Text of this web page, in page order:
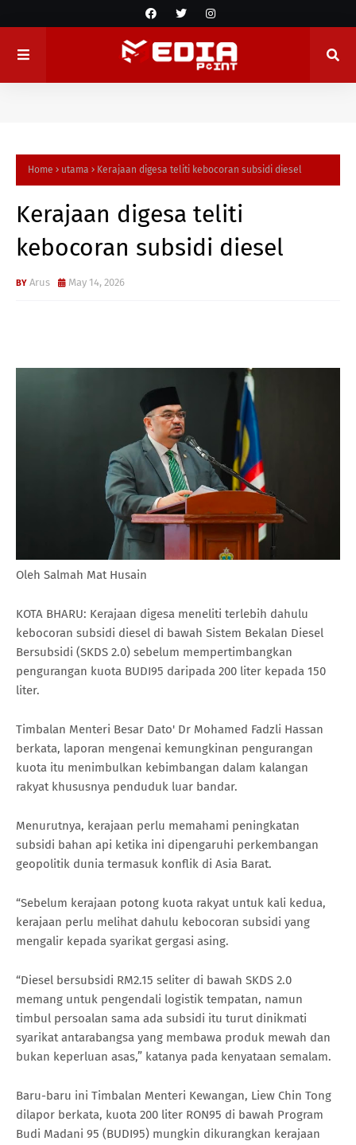
Home utama Kerajaan digesa teliti kebocoran subsidi diesel
Kerajaan digesa teliti
kebocoran subsidi diesel
Arus May 14, 2026
Oleh Salmah Mat Husain
KOTA BHARU: Kerajaan digesa meneliti terlebih dahulu
kebocoran subsidi diesel di bawah Sistem Bekalan Diesel
Bersubsidi (SKDS 2.0) sebelum mempertimbangkan
pengurangan kuota BUDI95 daripada 200 liter kepada 150
liter.
Timbalan Menteri Besar Dato' Dr Mohamed Fadzli Hassan
berkata, laporan mengenai kemungkinan pengurangan
kuota itu menimbulkan kebimbangan dalam kalangan
rakyat khususnya penduduk luar bandar.
Menurutnya, kerajaan perlu memahami peningkatan
subsidi bahan api ketika ini dipengaruhi perkembangan
geopolitik dunia termasuk konflik di Asia Barat.
“Sebelum kerajaan potong kuota rakyat untuk kali kedua,
kerajaan perlu melihat dahulu kebocoran subsidi yang
mengalir kepada syarikat gergasi asing.
“Diesel bersubsidi RM2.15 seliter di bawah SKDS 2.0
memang untuk pengendali logistik tempatan, namun
timbul persoalan sama ada subsidi itu turut dinikmati
syarikat antarabangsa yang membawa produk mewah dan
bukan keperluan asas,” katanya pada kenyataan semalam.
Baru-baru ini Timbalan Menteri Kewangan, Liew Chin Tong
dilapor berkata, kuota 200 liter RON95 di bawah Program
Budi Madani 95 (BUDI95) mungkin dikurangkan kerajaan